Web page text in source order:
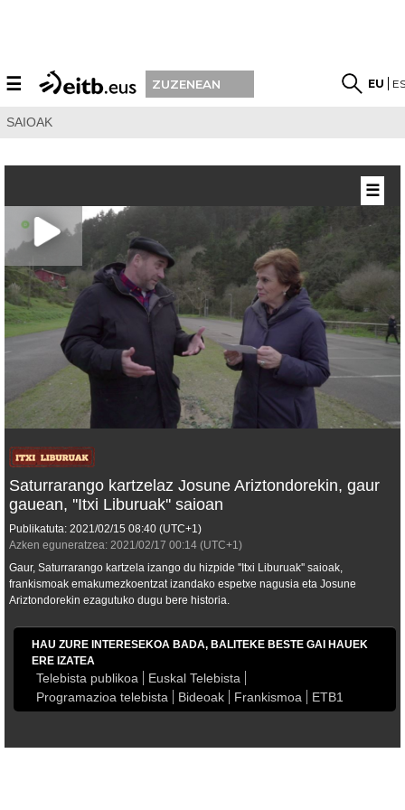
☰ ZUZENEAN EU
SAIOAK
Saturrarango kartzelaz Josune Ariztondorekin, gaur
gauean, ''Itxi Liburuak'' saioan
Publikatuta: 2021/02/15 08:40 (UTC+1)
Azken eguneratzea: 2021/02/17 00:14 (UTC+1)
Gaur, Saturrarango kartzela izango du hizpide ''Itxi Liburuak'' saioak,
frankismoak emakumezkoentzat izandako espetxe nagusia eta Josune
Ariztondorekin ezagutuko dugu bere historia.
HAU ZURE INTERESEKOA BADA, BALITEKE BESTE GAI HAUEK
ERE IZATEA
Telebista publikoa
Euskal Telebista
Programazioa telebista
Bideoak Frankismoa ETB1
☰